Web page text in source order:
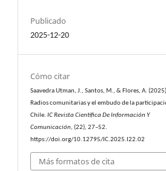
Publicado
2025-12-20
Cómo citar
Saavedra Utman, J., Santos, M., & Flores, A.
Radios comunitarias y el embudo de la
Chile.IC Revista Científica De Información Y
Comunicación, (22), 27–52.
https://doi.org/10.12795/IC.2025.I22.02
Más formatos de cita